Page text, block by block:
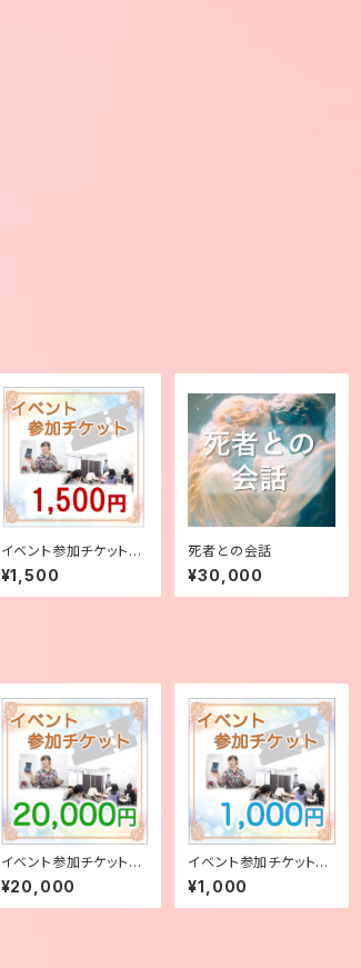
イベント参加チケット【1,
500円】
¥1,500
死者との会話
¥30,000
イベント参加チケット【2
0,000円】
¥20,000
イベント参加チケット【1,
000円】
¥1,000